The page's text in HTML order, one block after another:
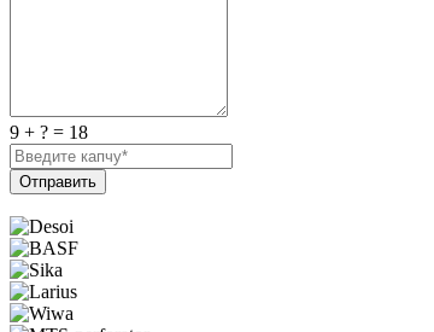
9 + ? = 18
Отправить